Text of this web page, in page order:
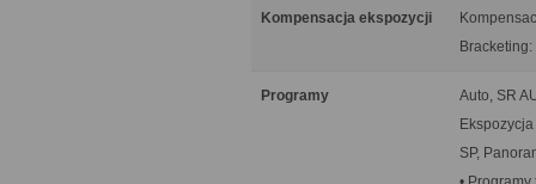
Kompensacja ekspozycji
Programy
Auto, SR
SP,